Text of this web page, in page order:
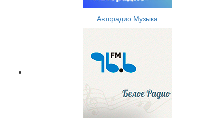
Авторадио Музыка